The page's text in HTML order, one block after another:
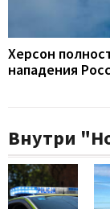
Херсон
нападения
Внутри